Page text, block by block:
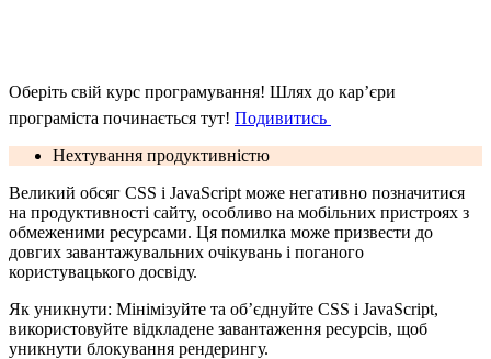
Оберіть свій курс програмування! Шлях до кар’єри
програміста починається тут! Подивитись
Нехтування продуктивністю
Великий обсяг CSS і JavaScript може негативно позначитися
на продуктивності сайту, особливо на мобільних пристроях з
обмеженими ресурсами. Ця помилка може призвести до
довгих завантажувальних очікувань і поганого
користувацького досвіду.
Як уникнути: Мінімізуйте та об’єднуйте CSS і JavaScript,
використовуйте відкладене завантаження ресурсів, щоб
уникнути блокування рендерингу.